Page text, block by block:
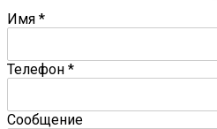
Имя *
Телефон *
Сообщение